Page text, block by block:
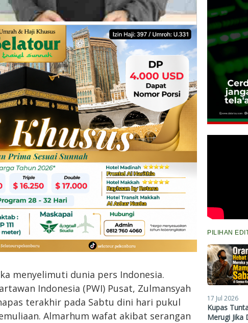
menyelimuti dunia pers Indonesia.
Indonesia (PWI) Pusat, Zulmansyah
terakhir pada Sabtu dini hari pukul
Almarhum wafat akibat serangan
PILIHAN
17 Jul 2026
Kupas
Merugi Jika